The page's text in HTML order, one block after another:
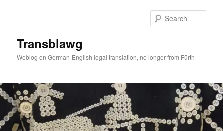
Transblawg
Weblog on German-English legal translation, no longer from Fürth